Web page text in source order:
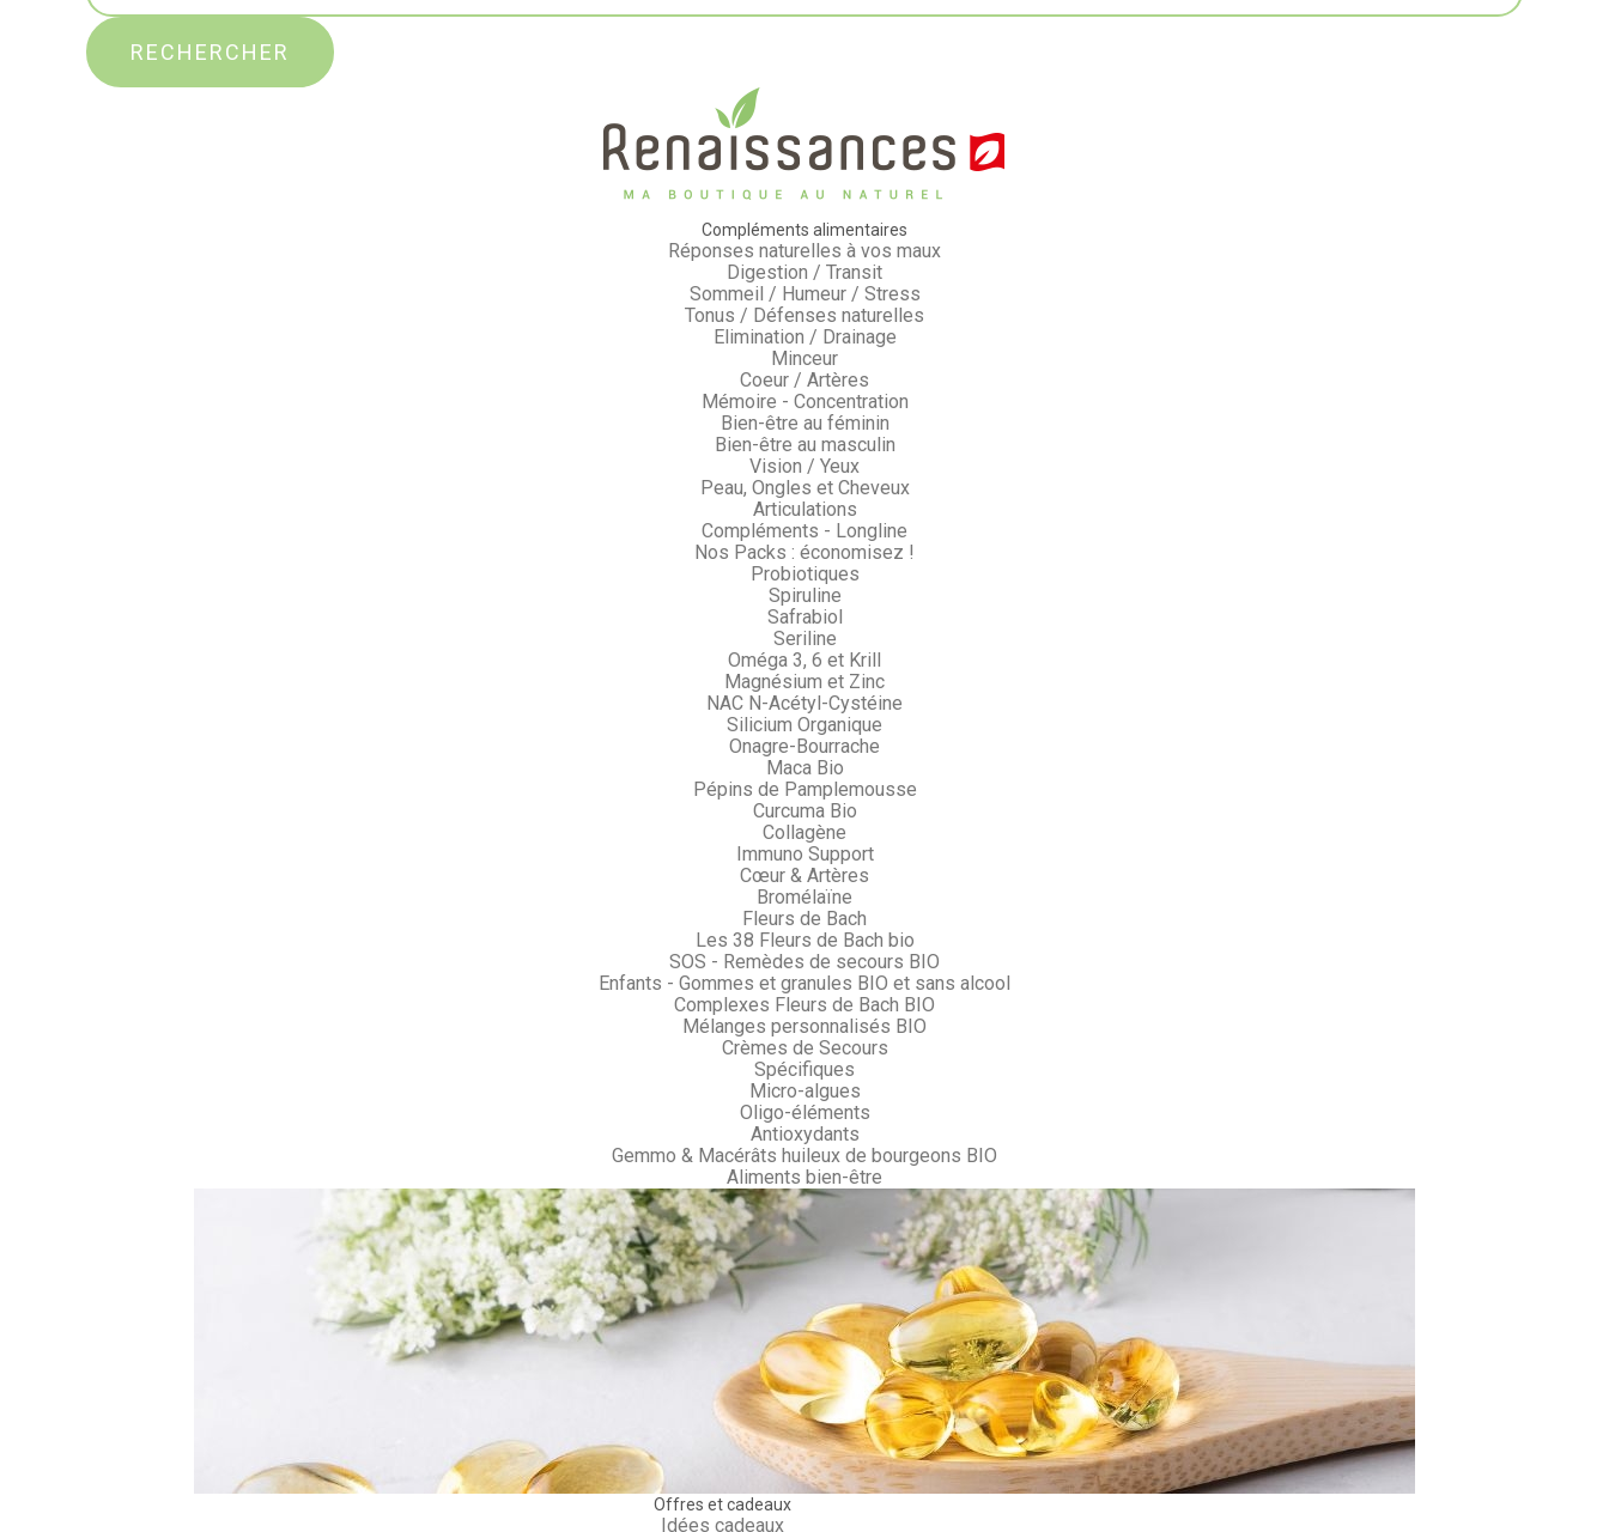
RECHERCHER
Compléments alimentaires
Réponses naturelles à vos maux
Digestion / Transit
Sommeil / Humeur / Stress
Tonus / Défenses naturelles
Elimination / Drainage
Minceur
Coeur / Artères
Mémoire - Concentration
Bien-être au féminin
Bien-être au masculin
Vision / Yeux
Peau, Ongles et Cheveux
Articulations
Compléments - Longline
Nos Packs : économisez !
Probiotiques
Spiruline
Safrabiol
Seriline
Oméga 3, 6 et Krill
Magnésium et Zinc
NAC N-Acétyl-Cystéine
Silicium Organique
Onagre-Bourrache
Maca Bio
Pépins de Pamplemousse
Curcuma Bio
Collagène
Immuno Support
Cœur & Artères
Bromélaïne
Fleurs de Bach
Les 38 Fleurs de Bach bio
SOS - Remèdes de secours BIO
Enfants - Gommes et granules BIO et sans alcool
Complexes Fleurs de Bach BIO
Mélanges personnalisés BIO
Crèmes de Secours
Spécifiques
Micro-algues
Oligo-éléments
Antioxydants
Gemmo & Macérâts huileux de bourgeons BIO
Aliments bien-être
Offres et cadeaux
Idées cadeaux